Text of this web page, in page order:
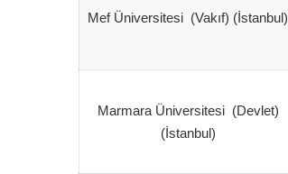
Mef Üniversitesi (Vakıf) (İstanbul)
Marmara Üniversitesi (Devlet)
(İstanbul)